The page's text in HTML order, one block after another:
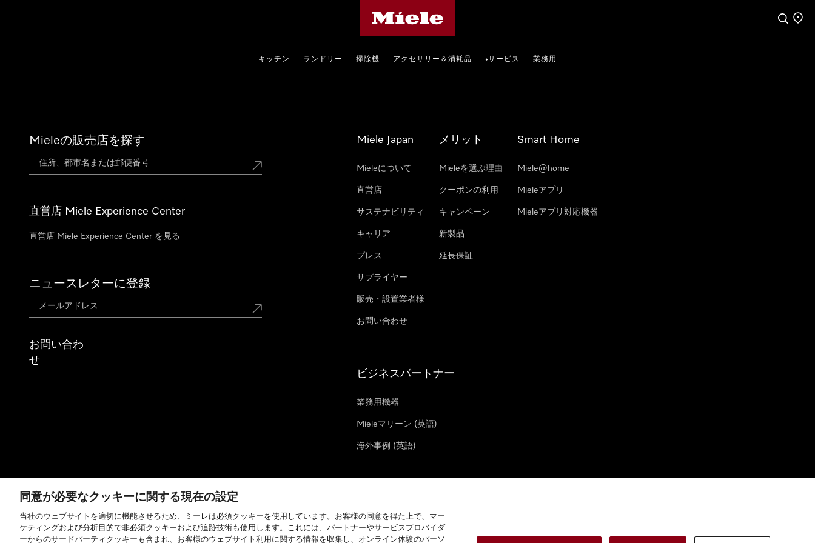
検索 店舗
キッチン ランドリー 掃除機 アクセサリー＆消耗品 •サービス 業務用
Mieleの販売店を探す
直営店 Miele Experience Center
直営店 Miele Experience Center を見る
ニュースレターに登録
お問い合わ
せ
Miele Japan
Mieleについて
直営店
サステナビリティ
キャリア
プレス
サプライヤー
販売・設置業者様
お問い合わせ
メリット
Mieleを選ぶ理由
クーポンの利用
キャンペーン
新製品
延長保証
Smart Home
Miele@home
Mieleアプリ
Mieleアプリ対応機器
ビジネスパートナー
業務用機器
Mieleマリーン (英語)
海外事例 (英語)
会社概要 法的通知 個人情報保護方針 利用規約
クッキー設定
同意が必要なクッキーに関する現在の設定
当社のウェブサイトを適切に機能させるため、ミーレは必須クッキーを使用しています。お客様の同意を得た上で、マー
ケティングおよび分析目的で非必須クッキーおよび追跡技術も使用します。これには、パートナーやサービスプロバイダ
ーからのサードパーティクッキーも含まれ、お客様のウェブサイト利用に関する情報を収集し、オンライン体験のパーソ